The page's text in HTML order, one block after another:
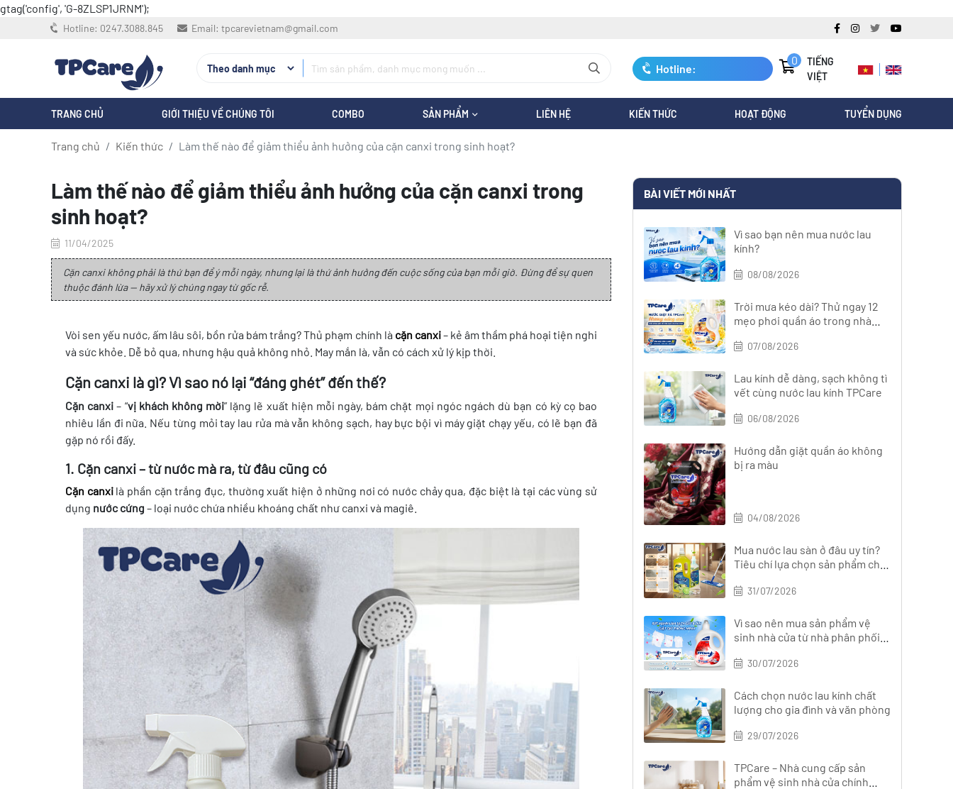
gtag('config', 'G-8ZLSP1JRNM');
Hotline: 0247.3088.845 Email: tpcarevietnam@gmail.com
Hotline:
0247.3088.845
0
TIẾNG
VIỆT
TRANG CHỦ GIỚI THIỆU VỀ CHÚNG TÔI COMBO SẢN PHẨM LIÊN HỆ KIẾN THỨC HOẠT ĐỘNG TUYỂN DỤNG
Trang chủ Kiến thức Làm thế nào để giảm thiểu ảnh hưởng của cặn canxi trong sinh hoạt?
Làm thế nào để giảm thiểu ảnh hưởng của cặn canxi trong
sinh hoạt?
11/04/2025
Cặn canxi không phải là thứ bạn để ý mỗi ngày, nhưng lại là thứ ảnh hưởng đến cuộc sống của bạn mỗi giờ. Đừng để sự quen
thuộc đánh lừa — hãy xử lý chúng ngay từ gốc rễ.
Vòi sen yếu nước, ấm lâu sôi, bồn rửa bám trắng? Thủ phạm chính là cặn canxi– kẻ âm thầm phá hoại tiện nghi
và sức khỏe. Dễ bỏ qua, nhưng hậu quả không nhỏ. May mắn là, vẫn có cách xử lý kịp thời.
Cặn canxi là gì? Vì sao nó lại “đáng ghét” đến thế?
Cặn canxi – “vị khách không mời” lặng lẽ xuất hiện mỗi ngày, bám chặt mọi ngóc ngách dù bạn có kỳ cọ bao
nhiêu lần đi nữa. Nếu từng mỏi tay lau rửa mà vẫn không sạch, hay bực bội vì máy giặt chạy yếu, có lẽ bạn đã
gặp nó rồi đấy.
1. Cặn canxi – từ nước mà ra, từ đâu cũng có
Cặn canxilà phần cặn trắng đục, thường xuất hiện ở những nơi có nước chảy qua, đặc biệt là tại các vùng sử
dụng nước cứng – loại nước chứa nhiều khoáng chất như canxi và magiê.
BÀI VIẾT MỚI NHẤT
Vì sao bạn nên mua nước lau
kính?
08/08/2026
Trời mưa kéo dài? Thử ngay 12
mẹo phơi quần áo trong nhà
07/08/2026
Lau kính dễ dàng, sạch không tì
vết cùng nước lau kính TPCare
06/08/2026
Hướng dẫn giặt quần áo không
bị ra màu
04/08/2026
Mua nước lau sàn ở đâu uy tín?
Tiêu chí lựa chọn sản phẩm chất
31/07/2026
Vì sao nên mua sản phẩm vệ
sinh nhà cửa từ nhà phân phối
30/07/2026
Cách chọn nước lau kính chất
lượng cho gia đình và văn phòng
29/07/2026
TPCare – Nhà cung cấp sản
phẩm vệ sinh nhà cửa chính